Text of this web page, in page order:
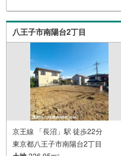
でお待ち合わせ、弊
ご希望があれば周辺
どもご案内をいたし
八王子市南陽台2丁目
京王線 「長沼」駅 徒歩22分
東京都八王子市南陽台2丁目